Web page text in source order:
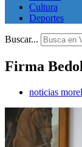
Cultura
Deportes
Buscar...
Firma
noticias